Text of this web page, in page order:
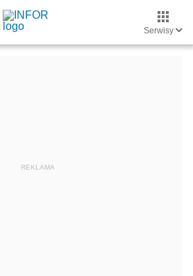
Serwisy